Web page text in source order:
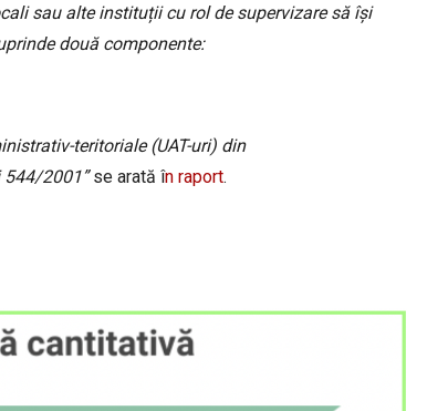
sau alte instituții cu rol de supervizare să își
două componente:
teritoriale (UAT-uri) din
544/2001”se arată în raport.